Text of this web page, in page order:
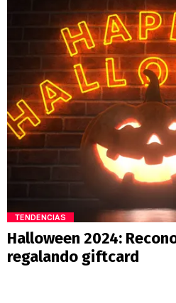
TENDENCIAS
Halloween 2024:
regalando giftcard